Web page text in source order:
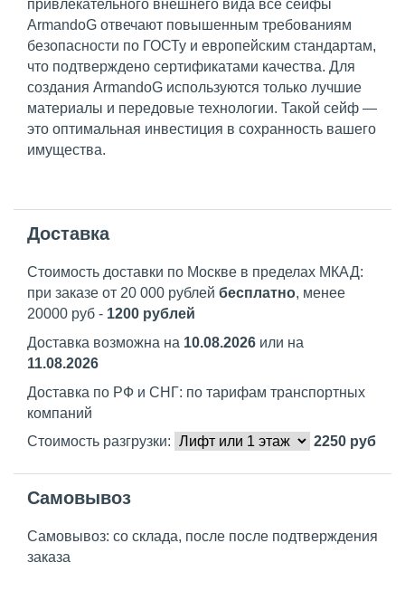
привлекательного внешнего вида все сейфы
ArmandoG отвечают повышенным требованиям
безопасности по ГОСТу и европейским стандартам,
что подтверждено сертификатами качества. Для
создания ArmandoG используются только лучшие
материалы и передовые технологии. Такой сейф —
это оптимальная инвестиция в сохранность вашего
имущества.
Доставка
Стоимость доставки по Москве в пределах МКАД:
при заказе от 20 000 рублей бесплатно, менее
20000 руб - 1200 рублей
Доставка возможна на 10.08.2026 или на
11.08.2026
Доставка по РФ и СНГ: по тарифам транспортных
компаний
Стоимость разгрузки:
2250 руб
Самовывоз
Самовывоз: со склада, после после подтверждения
заказа